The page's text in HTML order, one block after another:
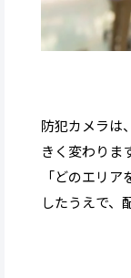
防犯カメラは
きく変わりま
「どのエリ
したうえで、